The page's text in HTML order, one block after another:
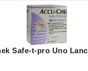
Safe-t-pro Uno